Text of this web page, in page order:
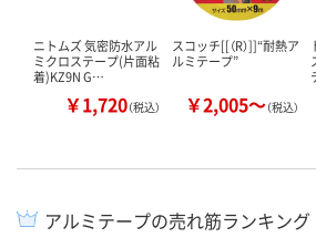
ニトムズ 気密防水アル
ミクロステープ(片面粘
着)KZ9N G…
￥1,720（税込）
スコッチ[[（R）]]“耐熱ア
ルミテープ”
￥2,005～（税込）
アルミテープの売れ筋ランキング